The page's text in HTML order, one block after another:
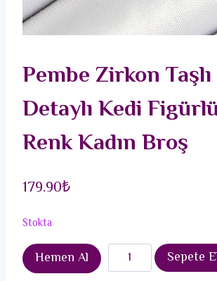
Pembe Zirkon
Detaylı Kedi
Renk Kadın Broş
179.90₺
Stokta
Hemen Al
Pembe
Zirkon
Sepete